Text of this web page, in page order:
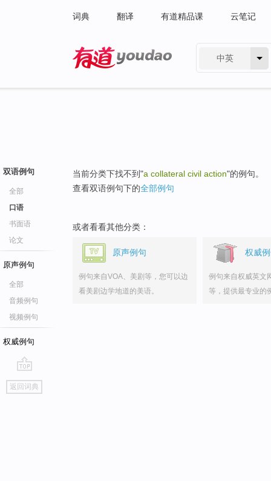
词典 翻译 有道精品课 云笔记
中英
双语例句
全部
口语
书面语
论文
原声例句
全部
音频例句
视频例句
权威例句
go
top
返回词典
当前分类下找不到"a collateral civil action"的例句。
查看双语例句下的全部例句
或者看看其他分类：
原声例句
例句来自VOA、美剧等，您可以边
看美剧边学地道的美语。
权威
例句来自权威英文
等，提供最专业的